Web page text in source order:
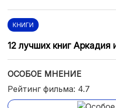
КНИГИ
12 лучших книг Аркадия
ОСОБОЕ МНЕНИЕ
Рейтинг фильма: 4.7